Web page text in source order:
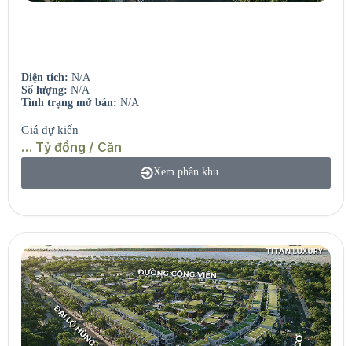
Diện tích: N/A
Số lượng: N/A
Tình trạng mở bán: N/A
Giá dự kiến
… Tỷ đồng / Căn
Xem phân khu